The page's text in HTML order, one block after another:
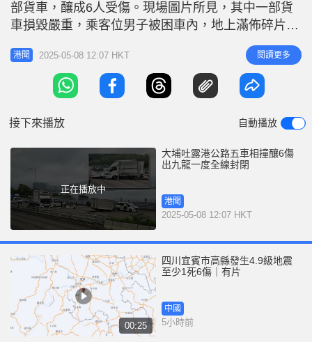
n
i
u
r
e
部貨車，釀成6人受傷。現場圖片所見，其中一部貨
車損毀嚴重，乘客位男子被困車內，地上滿佈碎片。
事故期間，現場一段出九龍方向吐露港公路一度全線
封閉，交通嚴重擠塞超過兩小時，有巴士服務受影
響，其後陸續解封。事件中共6人受傷，包括4名司機
及2名車輛乘客，分別頸痛、頭部及手腳擦傷，全部
港聞 2025-05-08 12:07 HKT 閱讀更多
接下來播放 自動播放
正在播放中
大埔吐露港公路五車相撞釀6傷
出九龍一度全線封閉
港聞
2025-05-08 12:07 HKT
00:25
四川宜賓市高縣發生4.9級地震
至少1死6傷｜有片
中國
5小時前